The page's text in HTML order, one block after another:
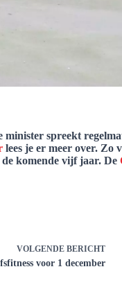
minister spreekt
lees je er meer over. Zo
komende vijf jaar. De
VOLGENDE BERICHT
voor 1 december